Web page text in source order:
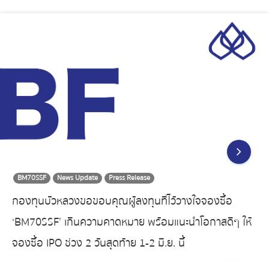
BM70SSF News Update Press Release
กองทุนบัวหลวงขอขอบคุณผู้ลงทุนที่ไว้วางใจจองซื้อ
‘BM70SSF’ เกินความคาดหมาย พร้อมแนะนำโอกาสดีๆ ให้
จองซื้อ IPO ช่วง 2 วันสุดท้าย 1-2 มิ.ย. นี้